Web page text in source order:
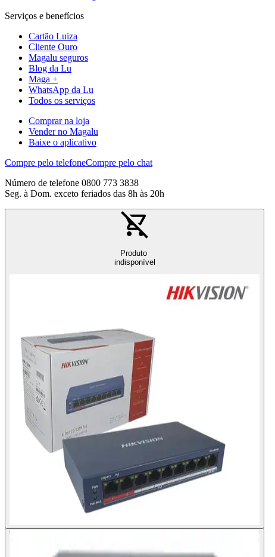
Serviços e benefícios
Cartão Luiza
Cliente Ouro
Magalu seguros
Blog da Lu
Maga +
WhatsApp da Lu
Todos os serviços
Comprar na loja
Vender no Magalu
Baixe o aplicativo
Compre pelo telefoneCompre pelo chat
Número de telefone 0800 773 3838
Seg. à Dom. exceto feriados das 8h às 20h
Produto
indisponível